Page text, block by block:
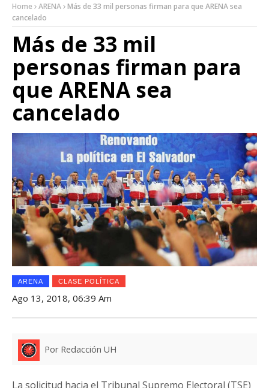
Home ARENA Más de 33 mil personas firman para que ARENA sea
cancelado
Más de 33 mil
personas firman para
que ARENA sea
cancelado
ARENA CLASE POLÍTICA
Ago 13, 2018, 06:39 Am
Por Redacción UH
La solicitud hacia el Tribunal Supremo Electoral (TSE)